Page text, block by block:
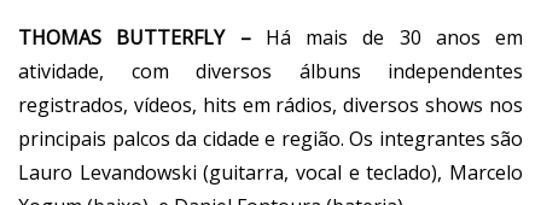
THOMAS BUTTERFLY –Há mais de 30 anos em
atividade, com diversos álbuns independentes
registrados, vídeos, hits em rádios, diversos shows nos
principais palcos da cidade e região. Os integrantes são
Lauro Levandowski (guitarra, vocal e teclado), Marcelo